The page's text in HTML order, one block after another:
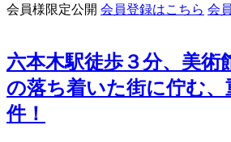
会員様限定公開 会員登録はこちら 会
六本木駅徒歩３分、美術
の落ち着いた街に佇む、
件！